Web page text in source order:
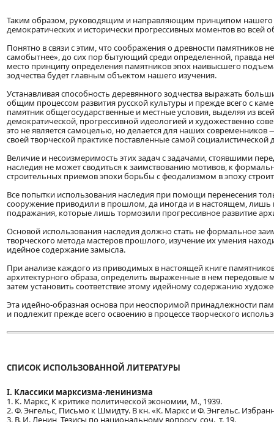
Таким образом, руководящим и направляющим принципом нашего
демократических и исторически прогрессивных моментов во всей
Понятно в связи с этим, что соображения о древности памятников
самобытнее», до сих пор бытующий среди определенной, правда
место принципу определения памятников эпох наивысшего
зодчества будет главным объектом нашего изучения.
Устанавливая способность деревянного зодчества выражать
общим процессом развития русской культуры и прежде всего с
памятник общегосударственные и местные условия, выделяя из
демократической, прогрессивной идеологией и художественно
это не является самоцелью, но делается для наших
своей творческой практике поставленные самой
Величие и несоизмеримость этих задач с задачами, стоявшими
наследия не может сводиться к заимствованию мотивов, к
строительных приемов эпохи борьбы с феодализмом в эпоху
Все попытки использования наследия при помощи перенесения
сооружение приводили в прошлом, да иногда и в настоящем, лишь
подражания, которые лишь тормозили прогрессивное развитие
Основой использования наследия должно стать не формальное
творческого метода мастеров прошлого, изучение их умения
идейное содержание замысла.
При анализе каждого из приводимых в настоящей книге
архитектурного образа, определить выраженные в нем передовые
затем установить соответствие этому идейному содержанию
Эта идейно-образная основа при неоспоримой принадлежности
и подлежит прежде всего освоению в процессе творческого
СПИСОК ИСПОЛЬЗОВАННОЙ ЛИТЕРАТУРЫ
I. Классики марксизма-ленинизма
1. К. Маркс, К критике политической экономии, М., 1939.
2. Ф. Энгельс, Письмо к Шмидту. В кн. «К. Маркс и Ф. Энгельс.
3. В. И. Ленин, Тезисы по национальному вопросу, соч., т. 19.